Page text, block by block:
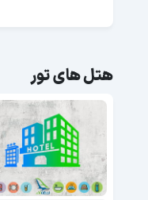
هتل های تور